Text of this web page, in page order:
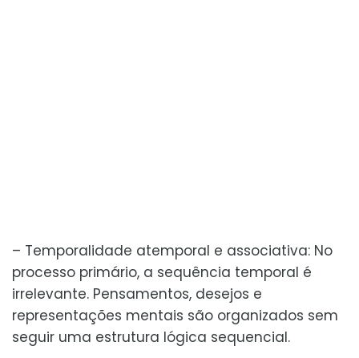
– Temporalidade atemporal e associativa: No
processo primário, a sequência temporal é
irrelevante. Pensamentos, desejos e
representações mentais são organizados sem
seguir uma estrutura lógica sequencial.